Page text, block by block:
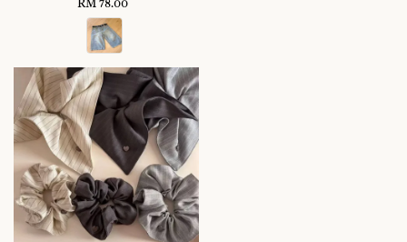
Regular
price
RM 78.00